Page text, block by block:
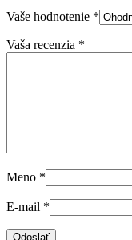
Vaše hodnotenie *
Vaša recenzia *
Meno *
E-mail *